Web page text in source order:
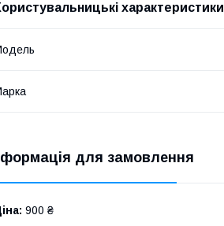
характеристики
для замовлення
900 ₴